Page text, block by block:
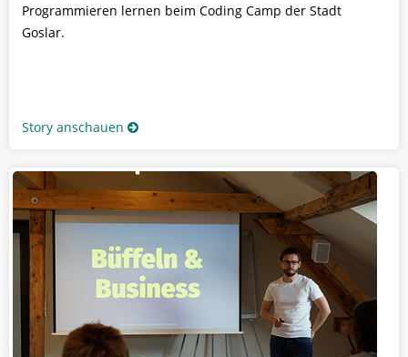
Programmieren lernen beim Coding Camp der Stadt
Goslar.
Story anschauen